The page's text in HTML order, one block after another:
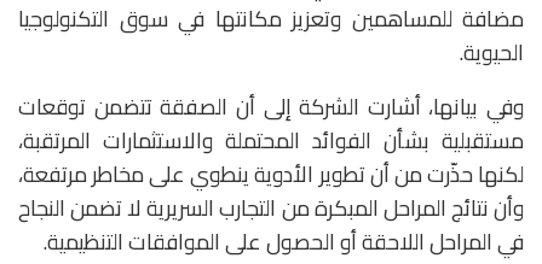
مضافة للمساهمين وتعزيز مكانتها في سوق التكنولوجيا
الحيوية.
وفي بيانها، أشارت الشركة إلى أن الصفقة تتضمن توقعات
مستقبلية بشأن الفوائد المحتملة والاستثمارات المرتقبة،
لكنها حذّرت من أن تطوير الأدوية ينطوي على مخاطر مرتفعة،
وأن نتائج المراحل المبكرة من التجارب السريرية لا تضمن النجاح
في المراحل اللاحقة أو الحصول على الموافقات التنظيمية.